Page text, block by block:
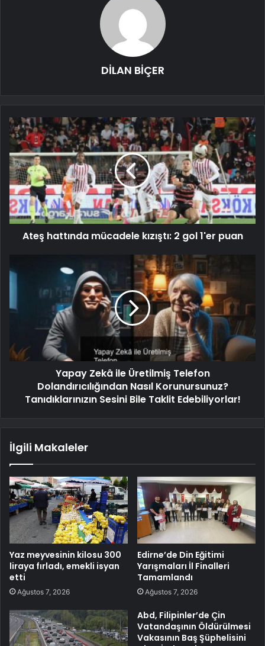
DİLAN BİÇER
Ateş hattında mücadele kızıştı: 2 gol 1'er puan
Yapay Zekâ ile Üretilmiş Telefon
Dolandırıcılığından Nasıl Korunursunuz?
Tanıdıklarınızın Sesini Bile Taklit Edebiliyorlar!
İlgili Makaleler
Yaz meyvesinin kilosu 300
liraya fırladı, emekli isyan
etti
Ağustos 7, 2026
Edirne’de Din Eğitimi
Yarışmaları İl Finalleri
Tamamlandı
Ağustos 7, 2026
Abd, Filipinler’de Çin
Vatandaşının Öldürülmesi
Vakasının Baş Şüphelisini